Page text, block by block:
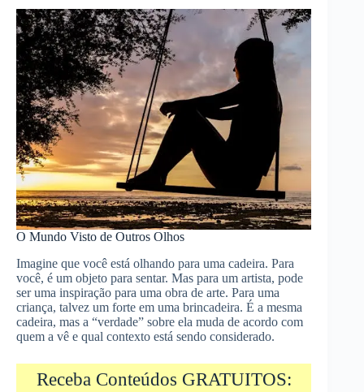
O Mundo Visto de Outros Olhos
Imagine que você está olhando para uma cadeira. Para
você, é um objeto para sentar. Mas para um artista, pode
ser uma inspiração para uma obra de arte. Para uma
criança, talvez um forte em uma brincadeira. É a mesma
cadeira, mas a “verdade” sobre ela muda de acordo com
quem a vê e qual contexto está sendo considerado.
Receba Conteúdos GRATUITOS: